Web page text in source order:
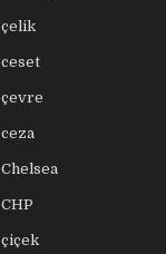
çelik
ceset
çevre
ceza
Chelsea
CHP
çiçek